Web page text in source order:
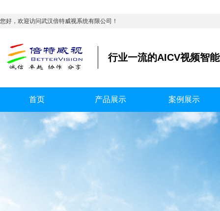
您好，欢迎访问武汉倍特威视系统有限公司！
行业一流的AICV视频智
首页 产品展示 案例展示